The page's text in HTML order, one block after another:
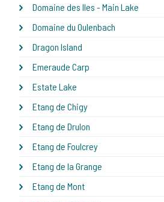
Domaine des Iles - Main Lake
Domaine du Oulenbach
Dragon Island
Emeraude Carp
Estate Lake
Etang de Chigy
Etang de Drulon
Etang de Foulcrey
Etang de la Grange
Etang de Mont